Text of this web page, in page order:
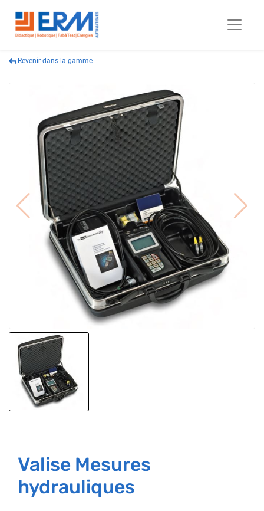
Revenir dans la gamme
Valise Mesures
hydrauliques